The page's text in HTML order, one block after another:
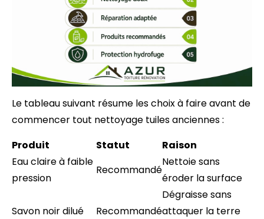
Le tableau suivant résume les choix à faire avant de
commencer tout nettoyage tuiles anciennes :
Produit
Statut
Raison
Eau claire à faible
pression
Recommandé
Nettoie sans
éroder la surface
Savon noir dilué Recommandé
Dégraisse sans
attaquer la terre